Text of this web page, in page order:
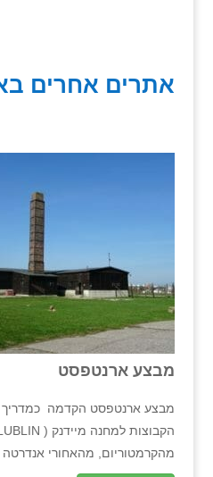
אתרים אחרים
מבצע ארנטפסט
מבצע ארנטפסט הקדמה כמדריך
מהקרמטוריום, מהאחורי אנדרטה